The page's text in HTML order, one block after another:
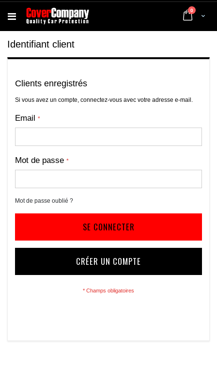
Cart
0 articles
Identifiant client
Clients enregistrés
Si vous avez un compte, connectez-vous avec votre adresse e-mail.
Email
Mot de passe
Mot de passe oublié ?
SE CONNECTER
CRÉER UN COMPTE